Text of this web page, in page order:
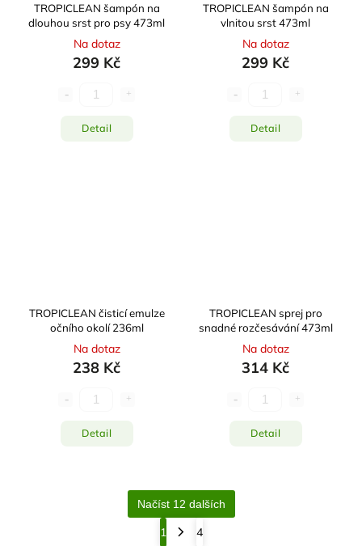
TROPICLEAN šampón na
dlouhou srst pro psy 473ml
Na dotaz
299 Kč
Detail
TROPICLEAN šampón na
vlnitou srst 473ml
Na dotaz
299 Kč
Detail
TROPICLEAN čisticí emulze
očního okolí 236ml
Na dotaz
238 Kč
Detail
TROPICLEAN sprej pro
snadné rozčesávání 473ml
Na dotaz
314 Kč
Detail
Načíst 12 dalších
1 4